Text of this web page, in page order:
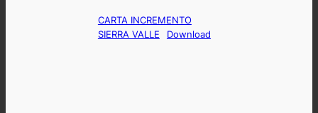
CARTA INCREMENTO
SIERRA VALLE
Download